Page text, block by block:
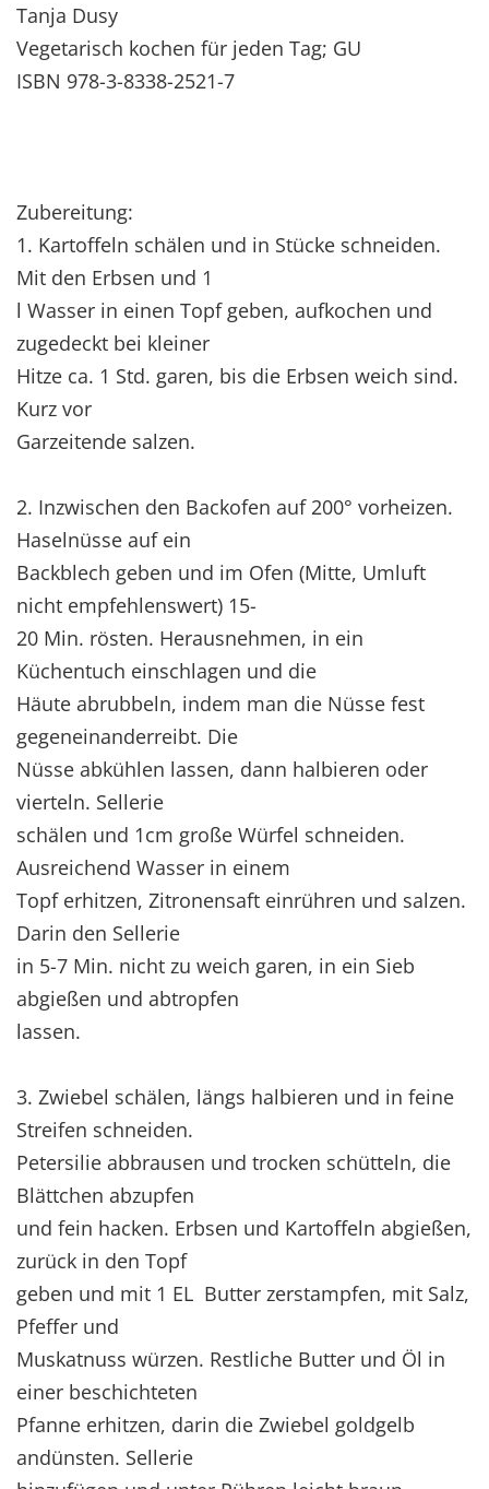
Tanja Dusy
Vegetarisch kochen für jeden Tag; GU
ISBN 978-3-8338-2521-7
Zubereitung:
1. Kartoffeln schälen und in Stücke schneiden.
Mit den Erbsen und 1
l Wasser in einen Topf geben, aufkochen und
zugedeckt bei kleiner
Hitze ca. 1 Std. garen, bis die Erbsen weich sind.
Kurz vor
Garzeitende salzen.
2. Inzwischen den Backofen auf 200° vorheizen.
Haselnüsse auf ein
Backblech geben und im Ofen (Mitte, Umluft
nicht empfehlenswert) 15-
20 Min. rösten. Herausnehmen, in ein
Küchentuch einschlagen und die
Häute abrubbeln, indem man die Nüsse fest
gegeneinanderreibt. Die
Nüsse abkühlen lassen, dann halbieren oder
vierteln. Sellerie
schälen und 1cm große Würfel schneiden.
Ausreichend Wasser in einem
Topf erhitzen, Zitronensaft einrühren und salzen.
Darin den Sellerie
in 5-7 Min. nicht zu weich garen, in ein Sieb
abgießen und abtropfen
lassen.
3. Zwiebel schälen, längs halbieren und in feine
Streifen schneiden.
Petersilie abbrausen und trocken schütteln, die
Blättchen abzupfen
und fein hacken. Erbsen und Kartoffeln abgießen,
zurück in den Topf
geben und mit 1 EL Butter zerstampfen, mit Salz,
Pfeffer und
Muskatnuss würzen. Restliche Butter und Öl in
einer beschichteten
Pfanne erhitzen, darin die Zwiebel goldgelb
andünsten. Sellerie